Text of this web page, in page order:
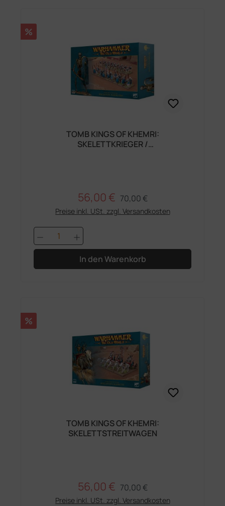
Rabatt
%
TOMB KINGS OF KHEMRI:
SKELETTKRIEGER /
Verkaufspreis:
56,00 € Regulärer Preis:
70,00 €
Preise inkl. USt. zzgl. Versandkosten
Produkt Anzahl: Gib den
In den Warenkorb
Rabatt
%
TOMB KINGS OF KHEMRI:
SKELETTSTREITWAGEN
Verkaufspreis:
56,00 € Regulärer Preis:
70,00 €
Preise inkl. USt. zzgl. Versandkosten